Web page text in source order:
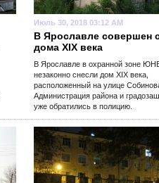
Июль 30, 2018 03:12 AM
В Ярославле совершен
дома XIX века
В Ярославле в охранной зоне
незаконно снесли дом XIX века,
расположенный на улице
Администрация района и
уже обратились в полицию.